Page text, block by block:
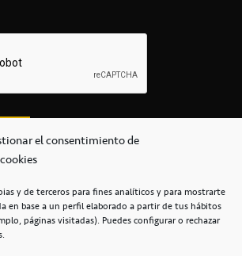
el consentimiento de
y de terceros para fines analíticos y para mostrarte
en base a un perfil elaborado a partir de tus hábitos
páginas visitadas). Puedes configurar o rechazar
secretaria@cbcanarias.es
253 684